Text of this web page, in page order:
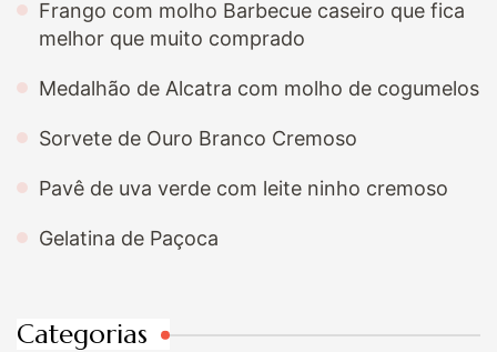
Frango com molho Barbecue caseiro que fica
melhor que muito comprado
Medalhão de Alcatra com molho de cogumelos
Sorvete de Ouro Branco Cremoso
Pavê de uva verde com leite ninho cremoso
Gelatina de Paçoca
Categorias